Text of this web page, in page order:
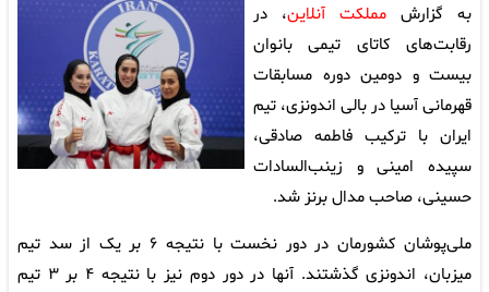
به گزارش مملکت آنلاین، در
رقابت‌های کاتای تیمی بانوان
بیست و دومین دوره مسابقات
قهرمانی آسیا در بالی اندونزی، تیم
ایران با ترکیب فاطمه صادقی،
سپیده امینی و زینب‌السادات
حسینی، صاحب مدال برنز شد.
ملی‌پوشان کشورمان در دور نخست با نتیجه ۶ بر یک از سد تیم
میزبان، اندونزی گذشتند. آنها در دور دوم نیز با نتیجه ۴ بر ۳ تیم